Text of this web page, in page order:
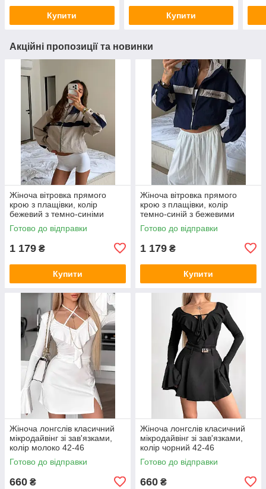
Купити Купити
Акційні пропозиції та новинки
Жіноча вітровка прямого
крою з плащівки, колір
бежевий з темно-синіми
вставками 42-46
Готово до відправки
1 179 ₴
Купити
Жіноча вітровка прямого
крою з плащівки, колір
темно-синій з бежевими
вставками 42-46
Готово до відправки
1 179 ₴
Купити
Жіноча лонгслів класичний
мікродайвінг зі зав'язками,
колір молоко 42-46
Готово до відправки
660 ₴
Жіноча лонгслів класичний
мікродайвінг зі зав'язками,
колір чорний 42-46
Готово до відправки
660 ₴